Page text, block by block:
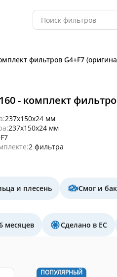
фильтров G4+F7
- комплект
237x150x24 мм
237x150x24 мм
2 фильтра
и плесень
Смог и
месяцев Сделано в ЕС
ПОПУЛЯРНЫЙ